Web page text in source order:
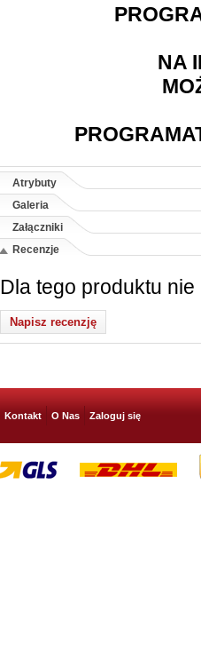
NA
Atrybuty
Galeria
Załączniki
Recenzje
Dla tego produktu
Napisz recenzję
Kontakt O Nas Zaloguj się